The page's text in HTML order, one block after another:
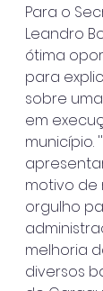
Para o
Leandro
ótima
para
sobre
em
município.
motivo de
orgulho
melhoria
diversos